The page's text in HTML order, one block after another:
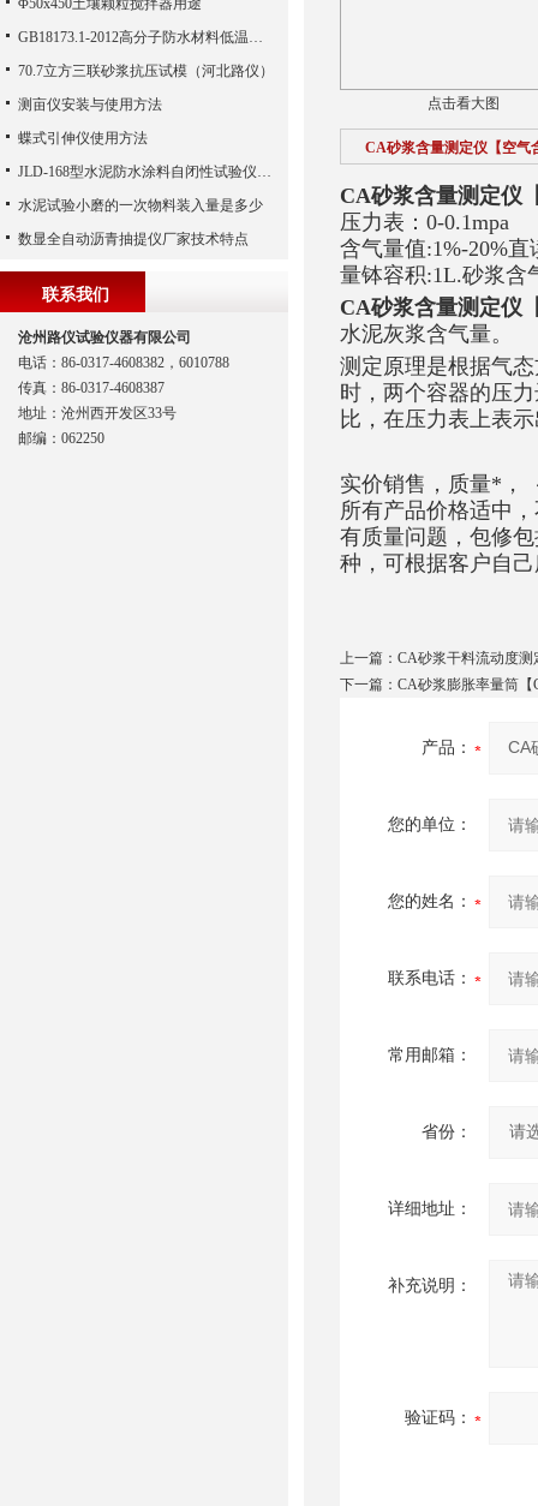
点击看大图
CA砂浆含量测定仪【空气
CA砂浆含量测定仪
压力表：0-0.1mpa
含气量值:1%-20%直
量钵容积:1L.砂浆含
CA砂浆含量测定仪
水泥灰浆含气量。
测定原理是根据气
时，两个容器的压
比，在压力表上表
实价销售，质量*，
所有产品价格适中
有质量问题，包修
种，可根据客户自
上一篇： CA砂浆干料流动度
下一篇： CA砂浆膨胀率量筒
产品：
您的单位：
您的姓名：
联系电话：
常用邮箱：
省份：
详细地址：
补充说明：
验证码：
Φ50x450土壤颗粒搅拌器用途
GB18173.1-2012高分子防水材料低温弯折仪使用说明书
70.7立方三联砂浆抗压试模（河北路仪）
测亩仪安装与使用方法
蝶式引伸仪使用方法
JLD-168型水泥防水涂料自闭性试验仪工作原理
水泥试验小磨的一次物料装入量是多少
数显全自动沥青抽提仪厂家技术特点
联系我们
沧州路仪试验仪器有限公司
电话：86-0317-4608382，6010788
传真：86-0317-4608387
地址：沧州西开发区33号
邮编：062250